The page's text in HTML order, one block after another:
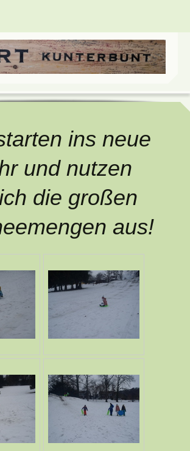
ins neue
und nutzen
die großen
aus!